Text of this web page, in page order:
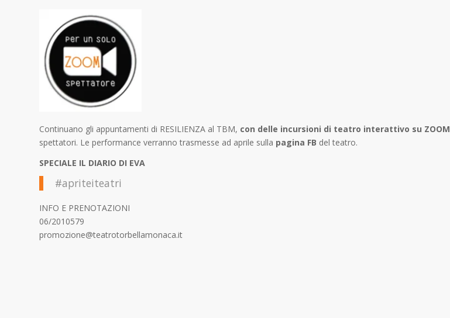
Continuano gli appuntamenti di RESILIENZA al TBM, con delle incursioni di teatro interattivo su ZOOM
spettatori. Le performance verranno trasmesse ad aprile sulla pagina FB del teatro.
SPECIALE IL DIARIO DI EVA
#apriteiteatri
INFO E PRENOTAZIONI
06/2010579
promozione@teatrotorbellamonaca.it